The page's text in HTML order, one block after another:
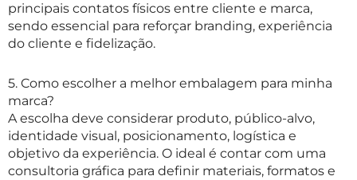
principais contatos físicos entre cliente e marca,
sendo essencial para reforçar branding, experiência
do cliente e fidelização.
5. Como escolher a melhor embalagem para minha
marca?
A escolha deve considerar produto, público-alvo,
identidade visual, posicionamento, logística e
objetivo da experiência. O ideal é contar com uma
consultoria gráfica para definir materiais, formatos e